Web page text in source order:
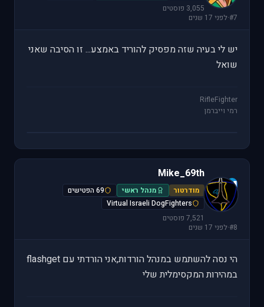
3,055 פוסטים
#7
·לפני 17 שנים
יש לי בעיה שזה מפסיק להוריד באמצע... זו הסיבה שאני
שואל
RifleFighter
רמי וייברמן
M
Mike_69th
מודרטור מנהל ראשי
69 הפטישים
Virtual Israeli DogFighters
7,521 פוסטים
#8
·לפני 17 שנים
הי נסה להשתמש במנהל הורדות,אני הורדתי עם flashget
במהירות המקסימלית שלי